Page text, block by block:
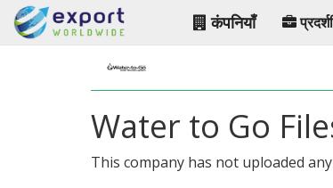
कंपनियाँ
Water to Go
This company has not uploaded